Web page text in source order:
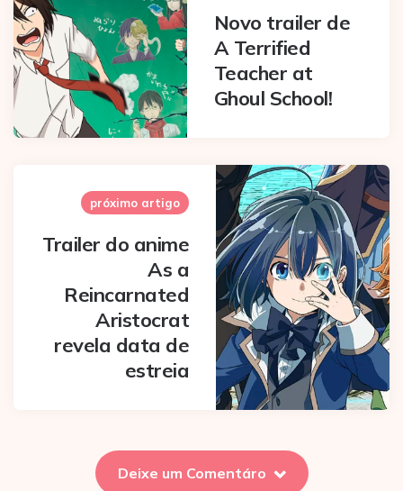
Novo trailer de
A Terrified
Teacher at
Ghoul School!
próximo artigo
Trailer do anime
As a
Reincarnated
Aristocrat
revela data de
estreia
Deixe um Comentáro